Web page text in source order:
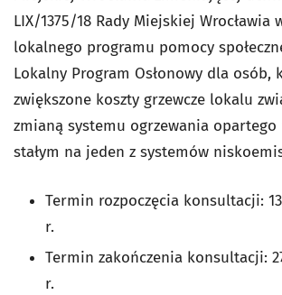
LIX/1375/18 Rady Miejskiej Wrocławia
lokalnego programu pomocy
Lokalny Program Osłonowy dla osób,
zwiększone koszty grzewcze lokalu
zmianą systemu ogrzewania
stałym na jeden z systemów
Termin rozpoczęcia konsultacji:
r.
Termin zakończenia konsultacji:
r.